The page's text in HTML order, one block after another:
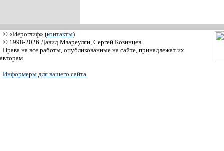
© «Иероглиф» (контакты)
© 1998-2026 Давид Мзареулян, Сергей Козинцев
Права на все работы, опубликованные на сайте, принадлежат их
авторам
Информеры для вашего сайта